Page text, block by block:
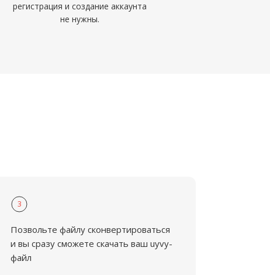
регистрация и создание аккаунта
не нужны.
3
Позвольте файлу сконвертироваться
и вы сразу сможете скачать ваш uyvy-
файл